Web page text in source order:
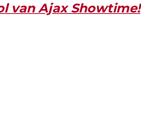
van Ajax Showtime!